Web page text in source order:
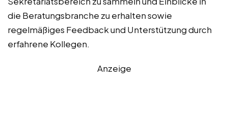
die Beratungsbranche zu erhalten sowie
regelmäßiges Feedback und Unterstützung durch
erfahrene Kollegen.
Anzeige